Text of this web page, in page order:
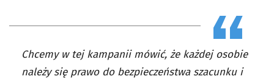
Chcemy w tej kampanii mówić, że każdej osobie
należy się prawo do bezpieczeństwa szacunku i